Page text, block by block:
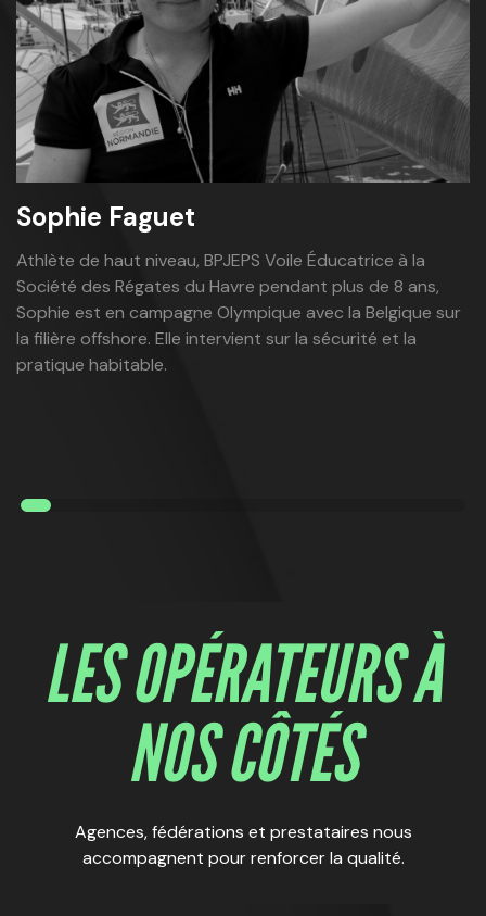
Sophie Faguet
Athlète de haut niveau, BPJEPS Voile Éducatrice à la
Société des Régates du Havre pendant plus de 8 ans,
Sophie est en campagne Olympique avec la Belgique sur
la filière offshore. Elle intervient sur la sécurité et la
pratique habitable.
LES OPÉRATEURS À
NOS CÔTÉS
Agences, fédérations et prestataires nous
accompagnent pour renforcer la qualité.